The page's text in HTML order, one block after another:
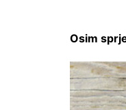
Osim